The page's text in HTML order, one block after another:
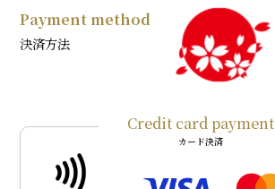
Payment method
決済方法
Credit card payment
カード決済